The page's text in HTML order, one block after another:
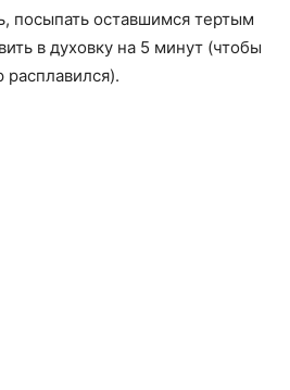
посыпать оставшимся тертым
в духовку на 5 минут (чтобы
расплавился).